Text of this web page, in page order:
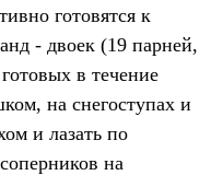
готовятся к
- двоек (19 парней,
в течение
на снегоступах и
и лазать по
на